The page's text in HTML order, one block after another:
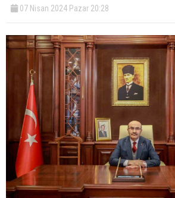
07 Nisan 2024 Pazar 20:28